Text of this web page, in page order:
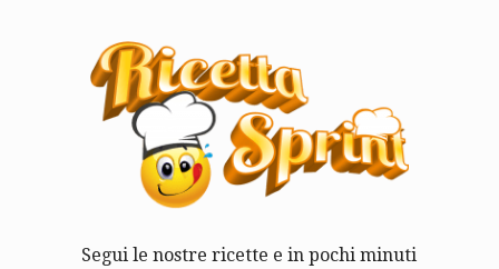
Segui le nostre ricette e in pochi minuti